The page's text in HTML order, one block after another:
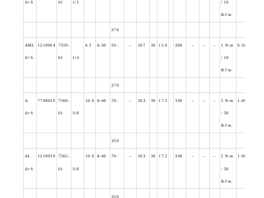
A+S 01 1/2 / 10
lbf·in
270
AML
A+S
1210904 7559-
01 1/4
6.3 6-30 50- – 207 30 15.0 268 – – – 1 N·m
/ 10
lbf·in
0.580
270
A
A+S
7708920 7560-
01 3/8
10.0 8-40 70- – 263 30 17.5 338 – – – 5 N·m
/ 50
lbf·in
1.000
350
AL
A+S
1210939 7565-
01 3/8
10.0 8-40 70- – 263 30 17.5 338 – – – 5 N·m
/ 50
lbf·in
1.000
350